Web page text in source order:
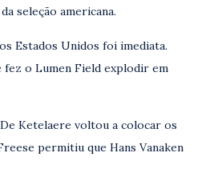
seleção americana.
Estados Unidos foi imediata.
o Lumen Field explodir em
Ketelaere voltou a colocar os
permitiu que Hans Vanaken